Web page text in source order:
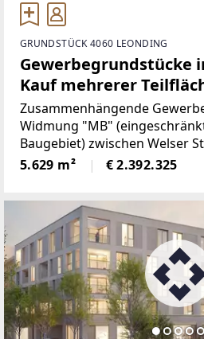
GRUNDSTÜCK 4060 LEONDING
Gewerbegrundstücke
Kauf mehrerer
Zusammenhängende
Widmung "MB"
Baugebiet) zwischen Welser
Straße nahe der
Grundstück können einzeln
5.629 m² € 2.392.325